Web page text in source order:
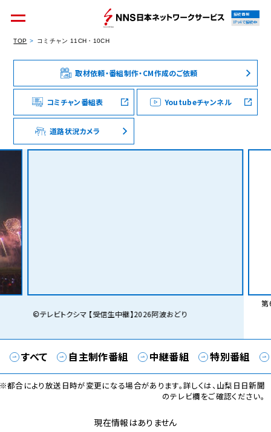
個人のお客様 集合住宅オーナーの方
法人のお客様 料金シミュレーション
接続情報
IPv4で接続中
TOP コミチャン 11CH・10CH
取材依頼・番組制作・CM作成のご依頼
コミチャン番組表 Youtubeチャンネル
道路状況カメラ
©テレビトクシマ 【受信生中継】2026阿波おどり
第
すべて 自主制作番組 中継番組 特別番組
都合により放送日時が変更になる場合があります。詳しくは、山梨日日新聞
のテレビ欄をご確認ください。
現在情報はありません